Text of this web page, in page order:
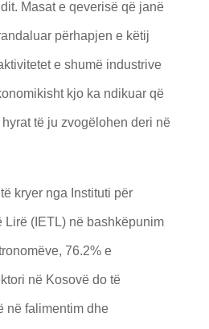
Masat e qeverisë që janë
përhapjen e këtij
e shumë industrive
kjo ka ndikuar që
të ju zvogëlohen deri në
të kryer nga Instituti për
Lirë (IETL) në bashkëpunim
76.2% e
në Kosovë do të
në falimentim dhe